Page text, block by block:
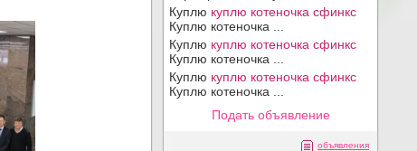
Куплю куплю котеночка сфинкс
Куплю котеночка ...
Куплю куплю котеночка сфинкс
Куплю котеночка ...
Куплю куплю котеночка сфинкс
Куплю котеночка ...
Подать объявление
объявления